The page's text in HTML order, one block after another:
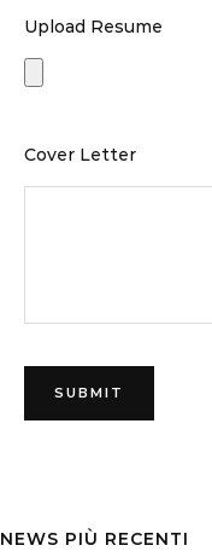
Upload Resume
Cover Letter
NEWS PIÙ RECENTI